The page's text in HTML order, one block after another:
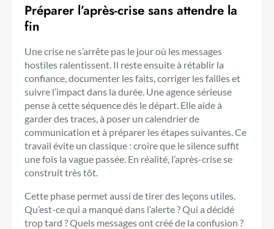
Préparer l’après-crise sans attendre la
fin
Une crise ne s’arrête pas le jour où les messages
hostiles ralentissent. Il reste ensuite à rétablir la
confiance, documenter les faits, corriger les failles et
suivre l’impact dans la durée. Une agence sérieuse
pense à cette séquence dès le départ. Elle aide à
garder des traces, à poser un calendrier de
communication et à préparer les étapes suivantes. Ce
travail évite un classique : croire que le silence suffit
une fois la vague passée. En réalité, l’après-crise se
construit très tôt.
Cette phase permet aussi de tirer des leçons utiles.
Qu’est-ce qui a manqué dans l’alerte ? Qui a décidé
trop tard ? Quels messages ont créé de la confusion ?